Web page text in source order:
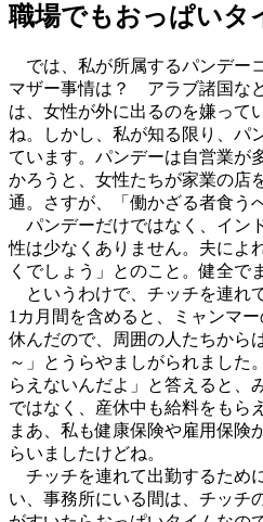
職場でもおっぱいタ
では、私が所属するパンデー
マザー事情は？ アラブ諸国な
は、女性が外に出るのを嫌って
ね。しかし、私が知る限り、パ
ています。パンデーは自営業が
かろうと、女性たちが家業の店
通。さすが、「働かざる者食う
パンデーだけではなく、イン
性は少なくありません。夫によ
くでしょう」とのこと。健全で
というわけで、チッチを連れ
1カ月間を含めると、ミャンマ
休んだので、周囲の人たちから
～」とうらやましがられました
らえないんだよ」と答えると、
ではなく、産休中も給料をもら
まあ、私も健康保険や雇用保険
らいましたけどね。
チッチを連れて出勤するため
い、事務所にいる間は、チッチ